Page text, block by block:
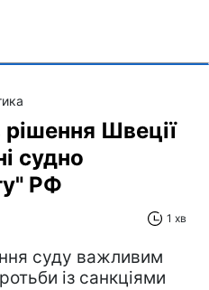
рішення Швеції
судно
РФ
1 хв
суду важливим
із санкціями